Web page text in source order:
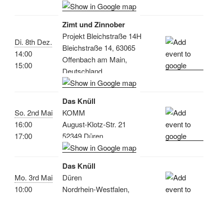
Di. 8th Dez.
14:00
15:00
Zimt und Zinnober
Projekt Bleichstraße 14H
Bleichstraße 14, 63065
Offenbach am Main,
Deutschland
So. 2nd Mai
16:00
17:00
Das Knüll
KOMM
August-Klotz-Str. 21
52349 Düren
Mo. 3rd Mai
10:00
Das Knüll
Düren
Nordrhein-Westfalen,